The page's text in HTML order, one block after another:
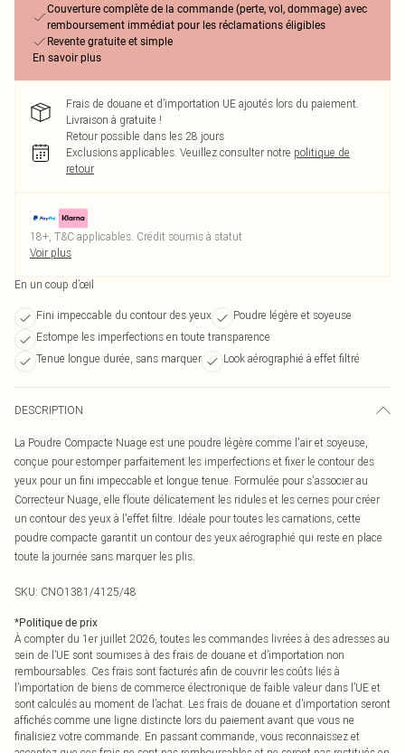
Couverture complète de la commande (perte, vol, dommage) avec
remboursement immédiat pour les réclamations éligibles
Revente gratuite et simple
En savoir plus
Frais de douane et d’importation UE ajoutés lors du paiement.
Livraison à gratuite !
Retour possible dans les 28 jours
Exclusions applicables. Veuillez consulter notre politique de
retour
18+, T&C applicables. Crédit soumis à statut
Voir plus
En un coup d’œil
Fini impeccable du contour des yeux
Poudre légère et soyeuse
Estompe les imperfections en toute transparence
Tenue longue durée, sans marquer
Look aérographié à effet filtré
DESCRIPTION
La Poudre Compacte Nuage est une poudre légère comme l'air et soyeuse,
conçue pour estomper parfaitement les imperfections et fixer le contour des
yeux pour un fini impeccable et longue tenue. Formulée pour s'associer au
Correcteur Nuage, elle floute délicatement les ridules et les cernes pour créer
un contour des yeux à l'effet filtre. Idéale pour toutes les carnations, cette
poudre compacte garantit un contour des yeux aérographié qui reste en place
toute la journée sans marquer les plis.
SKU: CNO1381/4125/48
*Politique de prix
À compter du 1er juillet 2026, toutes les commandes livrées à des adresses au
sein de l’UE sont soumises à des frais de douane et d’importation non
remboursables. Ces frais sont facturés afin de couvrir les coûts liés à
l’importation de biens de commerce électronique de faible valeur dans l’UE et
sont calculés au moment de l’achat. Les frais de douane et d’importation seront
affichés comme une ligne distincte lors du paiement avant que vous ne
finalisiez votre commande. En passant commande, vous reconnaissez et